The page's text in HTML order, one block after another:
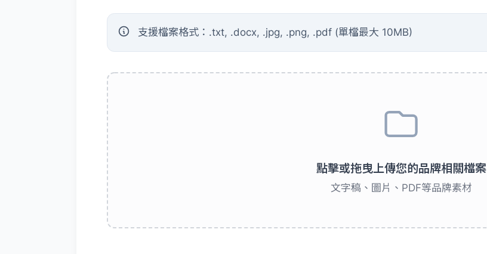
支援檔案格式：.txt, .docx, .jpg, .png, .pdf (單檔最大 10MB)
點擊或拖曳上傳您的品牌相關檔案
文字稿、圖片、PDF等品牌素材